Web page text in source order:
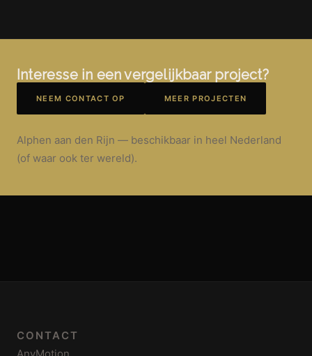
Interesse in een vergelijkbaar project?
NEEM CONTACT OP MEER PROJECTEN
Alphen aan den Rijn — beschikbaar in heel Nederland
(of waar ook ter wereld).
CONTACT